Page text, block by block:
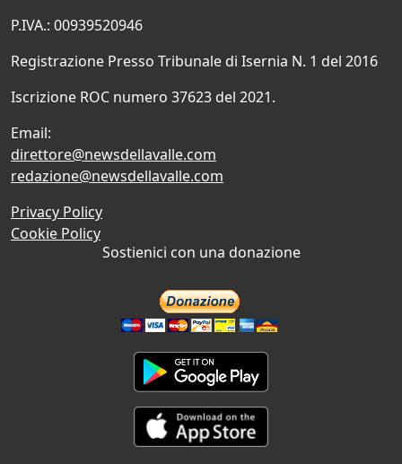
P.IVA.: 00939520946
Registrazione Presso Tribunale di Isernia N. 1 del 2016
Iscrizione ROC numero 37623 del 2021.
Email:
direttore@newsdellavalle.com
redazione@newsdellavalle.com
Privacy Policy
Cookie Policy
Sostienici con una donazione